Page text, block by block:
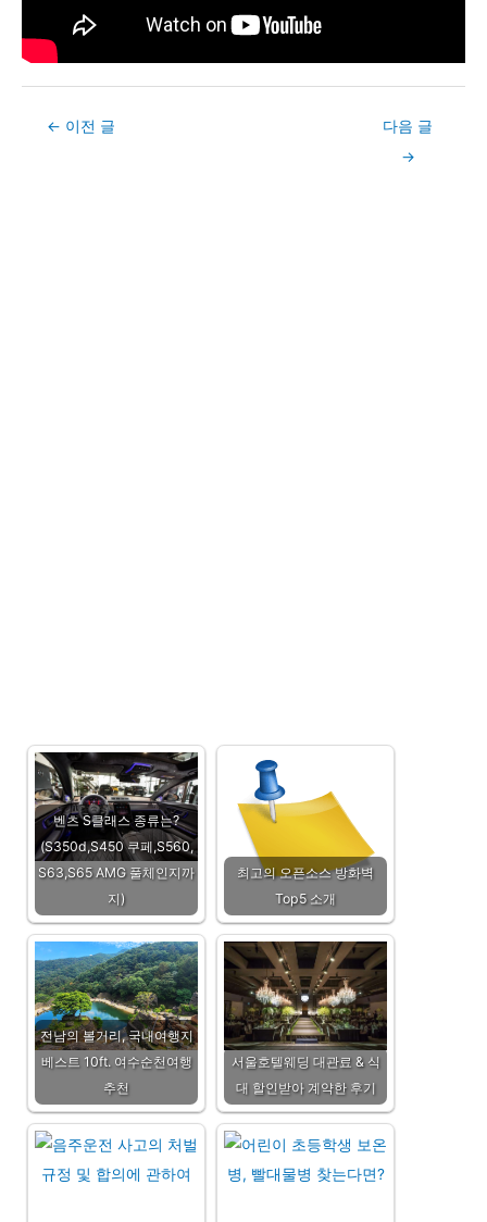
Post← 이전 글
다음 글
→
벤츠 S클래스 종류는?
(S350d,S450 쿠페,S560,
S63,S65 AMG 풀체인지까
지)
최고의 오픈소스 방화벽
Top5 소개
전남의 볼거리, 국내여행지
베스트 10ft. 여수순천여행
추천
서울호텔웨딩 대관료 & 식
대 할인받아 계약한 후기